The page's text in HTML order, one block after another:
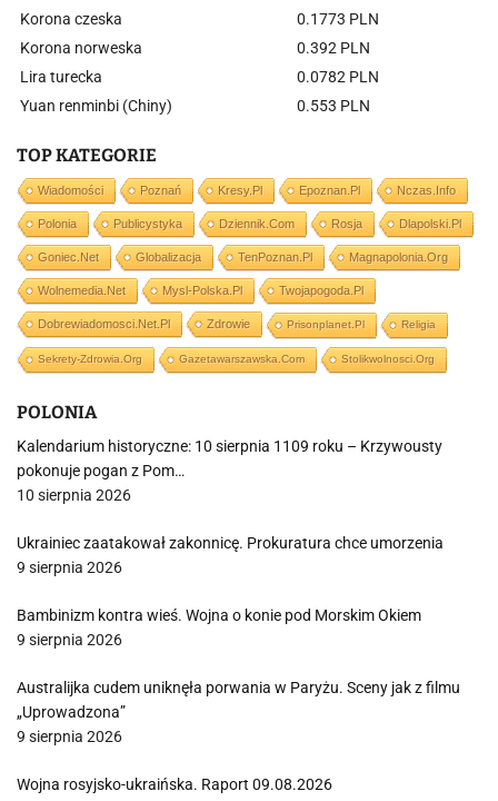
Korona czeska
0.1773 PLN
Korona norweska
0.392 PLN
Lira turecka
0.0782 PLN
Yuan renminbi (Chiny)
0.553 PLN
TOP KATEGORIE
Wiadomości Poznań Kresy.pl Epoznan.pl Nczas.info
Polonia Publicystyka Dziennik.com Rosja Dlapolski.pl
Goniec.net Globalizacja TenPoznan.pl Magnapolonia.org
Wolnemedia.net Mysl-Polska.pl Twojapogoda.pl
Dobrewiadomosci.net.pl Zdrowie Prisonplanet.pl Religia
Sekrety-Zdrowia.org Gazetawarszawska.com Stolikwolnosci.org
POLONIA
Kalendarium historyczne: 10 sierpnia 1109 roku – Krzywousty
pokonuje pogan z Pom…
10 sierpnia 2026
Ukrainiec zaatakował zakonnicę. Prokuratura chce umorzenia
9 sierpnia 2026
Bambinizm kontra wieś. Wojna o konie pod Morskim Okiem
9 sierpnia 2026
Australijka cudem uniknęła porwania w Paryżu. Sceny jak z filmu
„Uprowadzona”
9 sierpnia 2026
Wojna rosyjsko-ukraińska. Raport 09.08.2026